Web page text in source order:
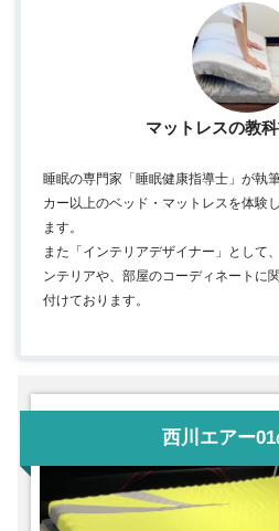
マットレスの教
睡眠の専門家「睡眠健康指導士」が執
カー以上のベッド・マットレスを体験
ます。
また「インテリアデザイナー」として
ンテリアや、部屋のコーディネートに
付けております。
西川エアー